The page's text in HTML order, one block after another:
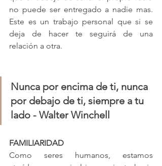
no puede ser entregado a nadie mas.
Este es un trabajo personal que si se
deja de hacer te seguirá de una
relación a otra.
Nunca por encima de ti, nunca
por debajo de ti, siempre a tu
lado - Walter Winchell
FAMILIARIDAD
Como seres humanos, estamos